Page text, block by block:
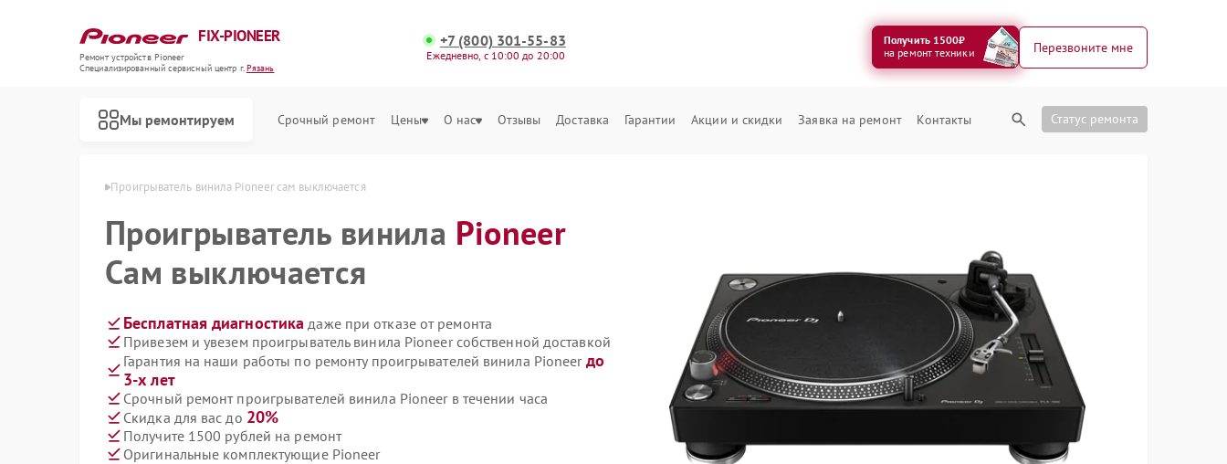
FIX-PIONEER
Ремонт устройств Pioneer
Специализированный cервисный центр г.Рязань
+7 (800) 301-55-83
Ежедневно, с 10:00 до 20:00
Получить 1500₽
на ремонт техники
Перезвоните мне
Мы ремонтируем Срочный ремонт Цены О нас Отзывы Доставка Гарантии Акции и скидки Заявка на ремонт Контакты Статус ремонта
Pioneer в Рязани Проигрыватель винила Pioneer сам выключается
Проигрыватель винила Pioneer
Сам выключается
Бесплатная диагностика даже при отказе от ремонта
Привезем и увезем проигрыватель винила Pioneer собственной доставкой
Гарантия на наши работы по ремонту проигрывателей винила Pioneer до
3-х лет
Срочный ремонт проигрывателей винила Pioneer в течении часа
Скидка для вас до 20%
Получите 1500 рублей на ремонт
Оригинальные комплектующие Pioneer